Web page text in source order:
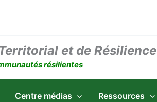
et de Résilience
résilientes
Centre médias Ressources